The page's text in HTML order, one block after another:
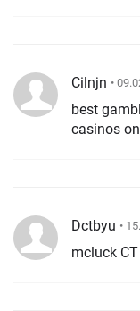
Cilnjn •
best
casinos
Dctbyu •
mcluck CT